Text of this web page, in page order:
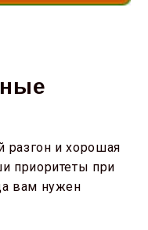
разгон и хорошая
приоритеты при
вам нужен